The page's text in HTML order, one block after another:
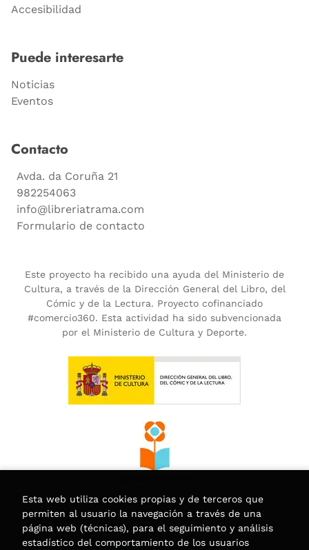
Accesibilidad
Puede interesarte
Noticias
Eventos
Contacto
Avda. da Coruña 21
982254063
info@libreriatrama.com
Formulario de contacto
Este proyecto ha recibido una ayuda del Ministerio de
Cultura, a través de la Dirección General del Libro, del
Cómic y de la Lectura. Proyecto cofinanciado
#comercio360. Esta actividad ha sido subvencionada
por el Ministerio de Cultura y Deporte.
Esta web utiliza cookies propias y de terceros que
permiten al usuario la navegación a través de una
página web (técnicas), para el seguimiento y análisis
estadístico del comportamiento de los usuarios